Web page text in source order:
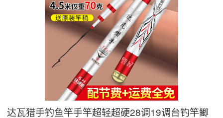
达瓦猎手钓鱼竿手竿超轻超硬28调19调台钓竿鲫